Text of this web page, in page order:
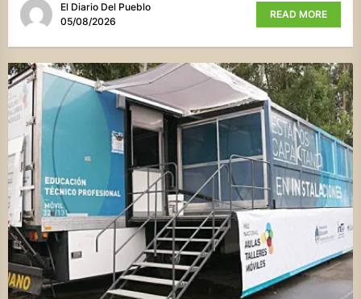
El Diario Del Pueblo
05/08/2026
READ MORE